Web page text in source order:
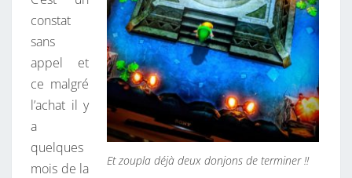
Et zoupla déjà deux donjons de terminer !!
constat
sans
appel et
ce malgré
l’achat il y
a
quelques
mois de la